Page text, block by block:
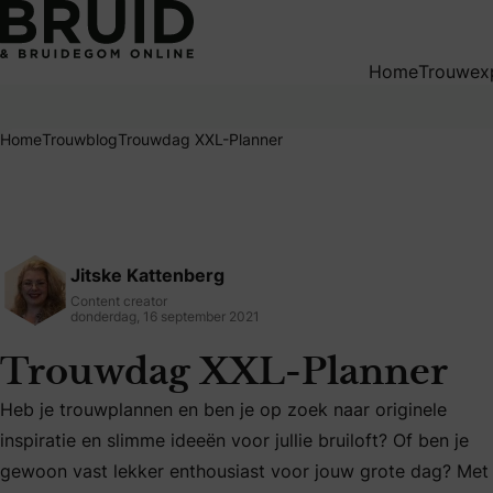
Home
HomeTrouwblogTrouwdag XXL-Planner
Jitske Kattenberg
Content creator
donderdag, 16 september 2021
Trouwdag XXL-Planner
Heb je trouwplannen en ben je op zoek naar originele
Heb je trouwplannen en ben je op zoek naar originele
inspiratie en slimme ideeën voor jullie bruiloft? Of ben je
gewoon vast lekker enthousiast voor jouw grote dag? Met